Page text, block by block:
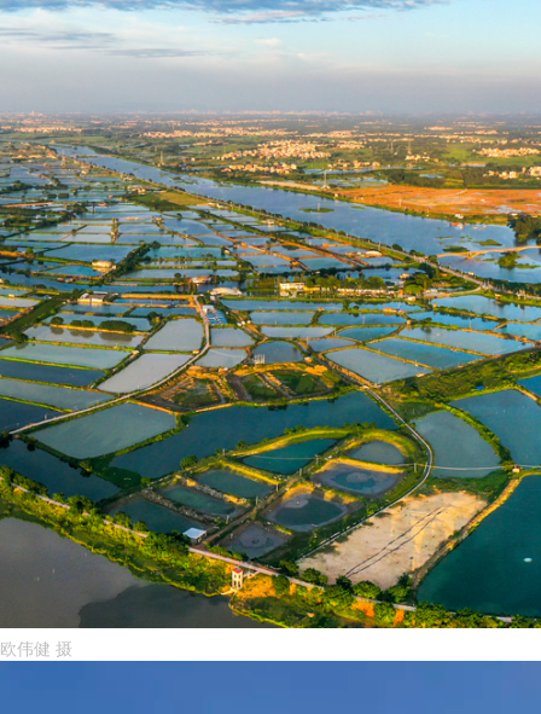
欧伟健 摄